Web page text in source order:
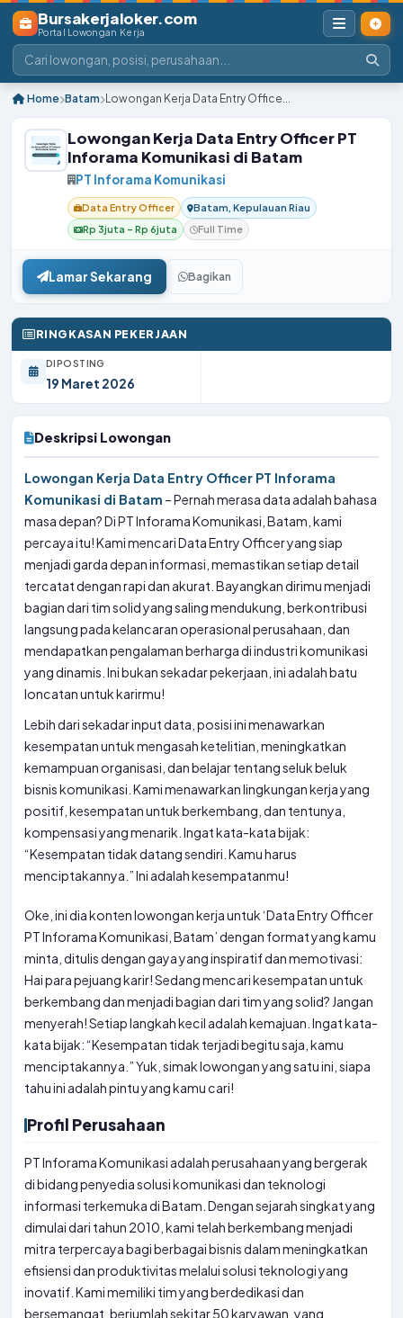
Bursakerjaloker.com
Portal Lowongan Kerja
Home Batam Lowongan Kerja Data Entry Office...
Lowongan Kerja Data Entry Officer PT
Inforama Komunikasi di Batam
PT Inforama Komunikasi
Data Entry Officer
Batam, Kepulauan Riau
Rp 3juta – Rp 6juta
Full Time
Lamar Sekarang Bagikan
RINGKASAN PEKERJAAN
DIPOSTING
19 Maret 2026
Deskripsi Lowongan
Lowongan Kerja Data Entry Officer PT Inforama
Komunikasi di Batam – Pernah merasa data adalah bahasa
masa depan? Di PT Inforama Komunikasi, Batam, kami
percaya itu! Kami mencari Data Entry Officer yang siap
menjadi garda depan informasi, memastikan setiap detail
tercatat dengan rapi dan akurat. Bayangkan dirimu menjadi
bagian dari tim solid yang saling mendukung, berkontribusi
langsung pada kelancaran operasional perusahaan, dan
mendapatkan pengalaman berharga di industri komunikasi
yang dinamis. Ini bukan sekadar pekerjaan, ini adalah batu
loncatan untuk karirmu!
Lebih dari sekadar input data, posisi ini menawarkan
kesempatan untuk mengasah ketelitian, meningkatkan
kemampuan organisasi, dan belajar tentang seluk beluk
bisnis komunikasi. Kami menawarkan lingkungan kerja yang
positif, kesempatan untuk berkembang, dan tentunya,
kompensasi yang menarik. Ingat kata-kata bijak:
“Kesempatan tidak datang sendiri. Kamu harus
menciptakannya.” Ini adalah kesempatanmu!
Oke, ini dia konten lowongan kerja untuk ‘Data Entry Officer
PT Inforama Komunikasi, Batam’ dengan format yang kamu
minta, ditulis dengan gaya yang inspiratif dan memotivasi:
Hai para pejuang karir! Sedang mencari kesempatan untuk
berkembang dan menjadi bagian dari tim yang solid? Jangan
menyerah! Setiap langkah kecil adalah kemajuan. Ingat kata-
kata bijak: “Kesempatan tidak terjadi begitu saja, kamu
menciptakannya.” Yuk, simak lowongan yang satu ini, siapa
tahu ini adalah pintu yang kamu cari!
Profil Perusahaan
PT Inforama Komunikasi adalah perusahaan yang bergerak
di bidang penyedia solusi komunikasi dan teknologi
informasi terkemuka di Batam. Dengan sejarah singkat yang
dimulai dari tahun 2010, kami telah berkembang menjadi
mitra terpercaya bagi berbagai bisnis dalam meningkatkan
efisiensi dan produktivitas melalui solusi teknologi yang
inovatif. Kami memiliki tim yang berdedikasi dan
bersemangat, berjumlah sekitar 50 karyawan, yang